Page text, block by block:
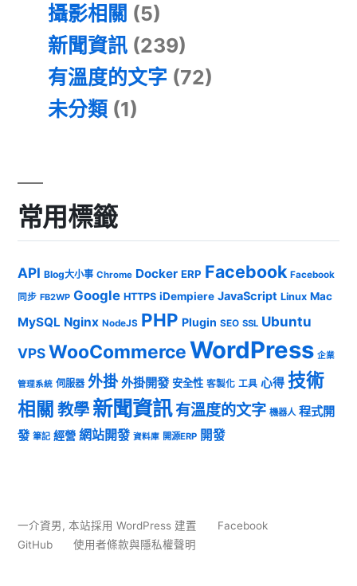
攝影相關 (5)
新聞資訊 (239)
有溫度的文字 (72)
未分類 (1)
常用標籤
API Blog大小事 Chrome Docker ERP Facebook Facebook
同步 FB2WP Google HTTPS iDempiere JavaScript Linux Mac
MySQL Nginx NodeJS PHP Plugin SEO SSL Ubuntu
VPSWooCommerceWordPress 企業
管理系統 伺服器 外掛 外掛開發 安全性 客製化 工具 心得 技術
相關 教學 新聞資訊有溫度的文字 機器人 程式開
發 筆記 經營 網站開發 資料庫 開源ERP 開發
一介資男, 本站採用 WordPress 建置
Facebook
GitHub
使用者條款與隱私權聲明